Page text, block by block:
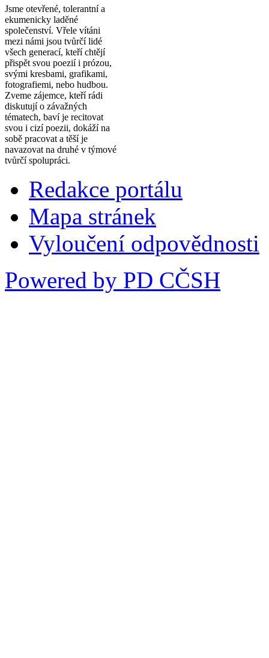
Jsme otevřené, tolerantní a
ekumenicky laděné
společenství. Vřele vítáni
mezi námi jsou tvůrčí lidé
všech generací, kteří chtějí
přispět svou poezií i prózou,
svými kresbami, grafikami,
fotografiemi, nebo hudbou.
Zveme zájemce, kteří rádi
diskutují o závažných
tématech, baví je recitovat
svou i cizí poezii, dokáží na
sobě pracovat a těší je
navazovat na druhé v týmové
tvůrčí spolupráci.
Redakce portálu
Mapa stránek
Vyloučení odpovědnosti
Powered by PD CČSH